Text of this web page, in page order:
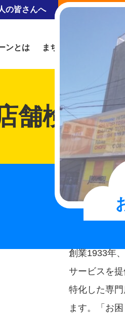
ンとは まちの電器屋にできる
の皆さんへ 事業を営ま
舗検索
創業1933年
サービスを
特化した専
ます。「お